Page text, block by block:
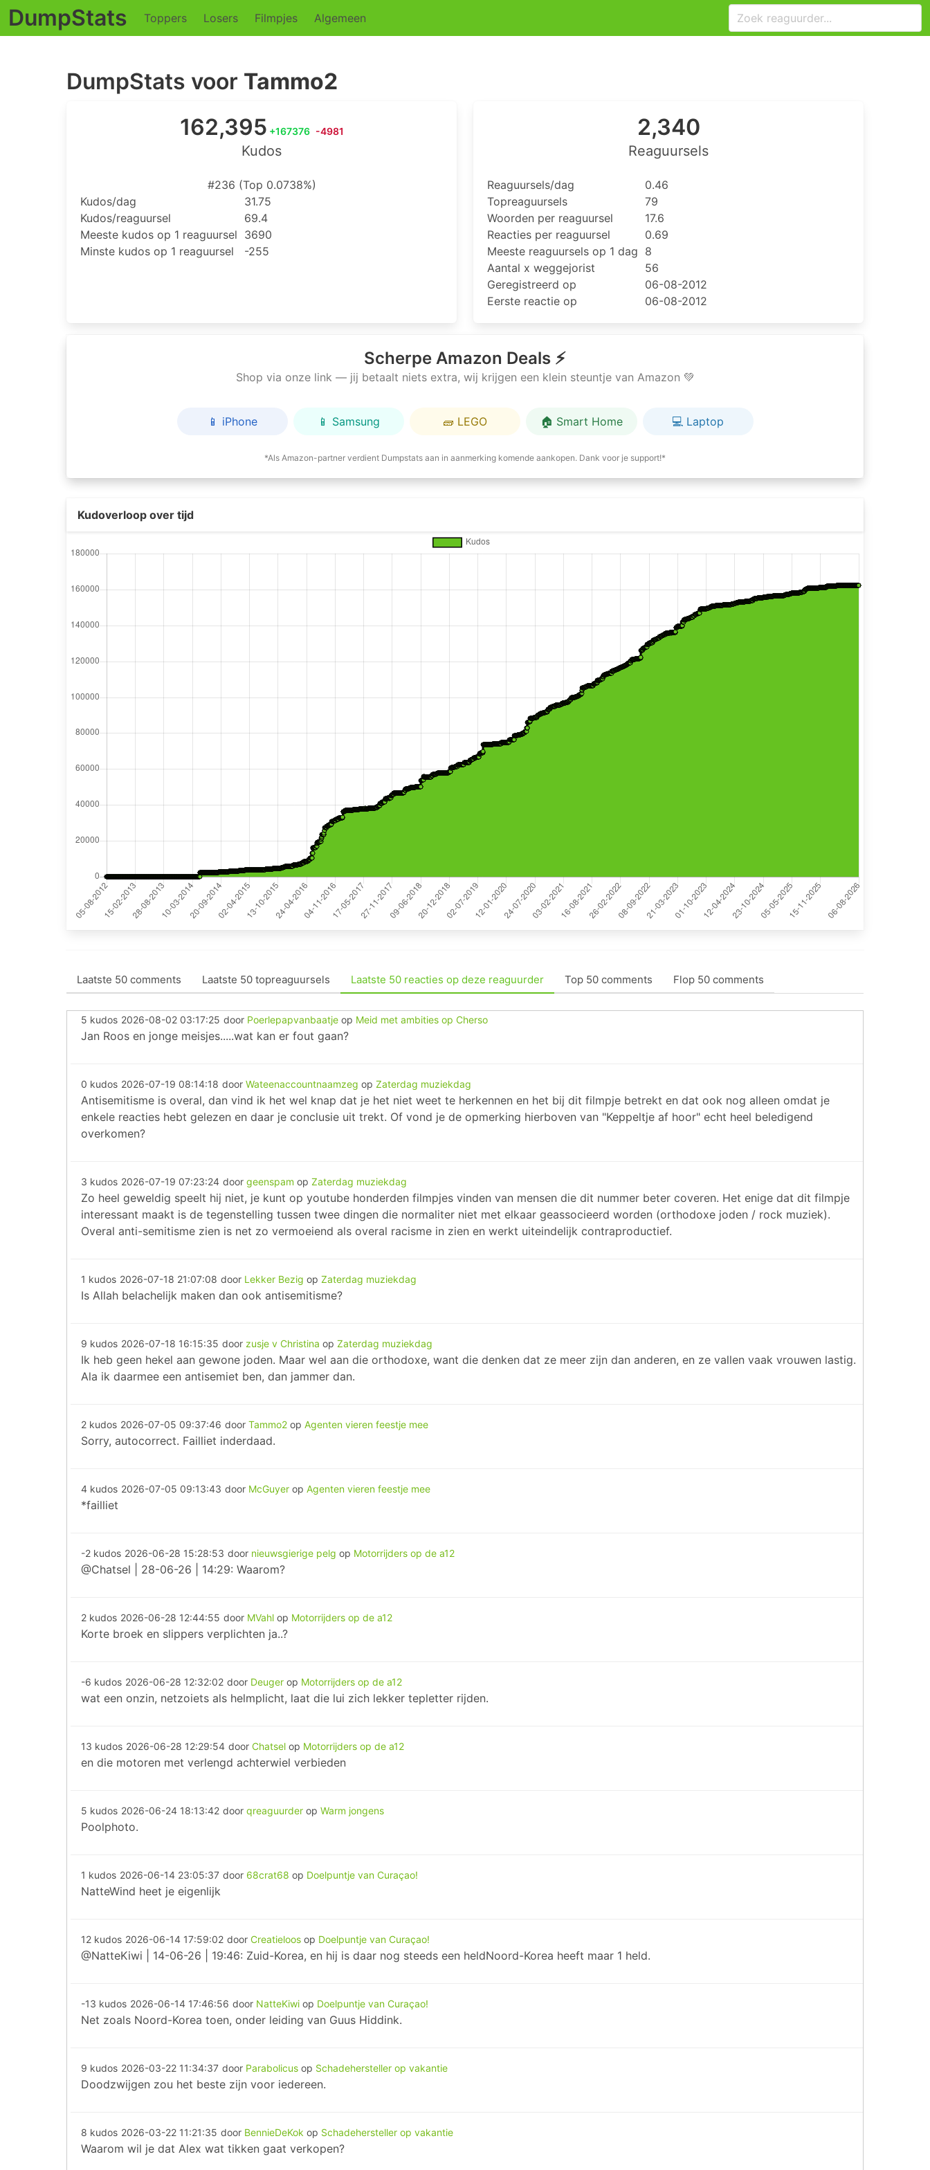
DumpStats Toppers Losers Filmpjes Algemeen
DumpStats voor Tammo2
162,395 +167376 -4981
Kudos
#236 (Top 0.0738%)
Kudos/dag
31.75
Kudos/reaguursel
69.4
Meeste kudos op 1 reaguursel 3690
Minste kudos op 1 reaguursel
-255
2,340
Reaguursels
Reaguursels/dag
0.46
Topreaguursels
79
Woorden per reaguursel
17.6
Reacties per reaguursel
0.69
Meeste reaguursels op 1 dag 8
Aantal x weggejorist
56
Geregistreerd op
06-08-2012
Eerste reactie op
06-08-2012
Scherpe Amazon Deals ⚡
Shop via onze link — jij betaalt niets extra, wij krijgen een klein steuntje van Amazon 💚
📱 iPhone 📱 Samsung 🧱 LEGO 🏠 Smart Home 💻 Laptop
*Als Amazon-partner verdient Dumpstats aan in aanmerking komende aankopen. Dank voor je support!*
Kudoverloop over tijd
Laatste 50 comments Laatste 50 topreaguursels Laatste 50 reacties op deze reaguurder Top 50 comments Flop 50 comments
5 kudos 2026-08-02 03:17:25 door Poerlepapvanbaatje op Meid met ambities op Cherso
Jan Roos en jonge meisjes.....wat kan er fout gaan?
0 kudos 2026-07-19 08:14:18 door Wateenaccountnaamzeg op Zaterdag muziekdag
Antisemitisme is overal, dan vind ik het wel knap dat je het niet weet te herkennen en het bij dit filmpje betrekt en dat ook nog alleen omdat je
enkele reacties hebt gelezen en daar je conclusie uit trekt. Of vond je de opmerking hierboven van "Keppeltje af hoor" echt heel beledigend
overkomen?
3 kudos 2026-07-19 07:23:24 door geenspam op Zaterdag muziekdag
Zo heel geweldig speelt hij niet, je kunt op youtube honderden filmpjes vinden van mensen die dit nummer beter coveren. Het enige dat dit filmpje
interessant maakt is de tegenstelling tussen twee dingen die normaliter niet met elkaar geassocieerd worden (orthodoxe joden / rock muziek).
Overal anti-semitisme zien is net zo vermoeiend als overal racisme in zien en werkt uiteindelijk contraproductief.
1 kudos 2026-07-18 21:07:08 door Lekker Bezig op Zaterdag muziekdag
Is Allah belachelijk maken dan ook antisemitisme?
9 kudos 2026-07-18 16:15:35 door zusje v Christina op Zaterdag muziekdag
Ik heb geen hekel aan gewone joden. Maar wel aan die orthodoxe, want die denken dat ze meer zijn dan anderen, en ze vallen vaak vrouwen lastig.
Ala ik daarmee een antisemiet ben, dan jammer dan.
2 kudos 2026-07-05 09:37:46 door Tammo2 op Agenten vieren feestje mee
Sorry, autocorrect. Failliet inderdaad.
4 kudos 2026-07-05 09:13:43 door McGuyer op Agenten vieren feestje mee
*failliet
-2 kudos 2026-06-28 15:28:53 door nieuwsgierige pelg op Motorrijders op de a12
@Chatsel | 28-06-26 | 14:29: Waarom?
2 kudos 2026-06-28 12:44:55 door MVahl op Motorrijders op de a12
Korte broek en slippers verplichten ja..?
-6 kudos 2026-06-28 12:32:02 door Deuger op Motorrijders op de a12
wat een onzin, netzoiets als helmplicht, laat die lui zich lekker tepletter rijden.
13 kudos 2026-06-28 12:29:54 door Chatsel op Motorrijders op de a12
en die motoren met verlengd achterwiel verbieden
5 kudos 2026-06-24 18:13:42 door qreaguurder op Warm jongens
Poolphoto.
1 kudos 2026-06-14 23:05:37 door 68crat68 op Doelpuntje van Curaçao!
NatteWind heet je eigenlijk
12 kudos 2026-06-14 17:59:02 door Creatieloos op Doelpuntje van Curaçao!
@NatteKiwi | 14-06-26 | 19:46: Zuid-Korea, en hij is daar nog steeds een heldNoord-Korea heeft maar 1 held.
-13 kudos 2026-06-14 17:46:56 door NatteKiwi op Doelpuntje van Curaçao!
Net zoals Noord-Korea toen, onder leiding van Guus Hiddink.
9 kudos 2026-03-22 11:34:37 door Parabolicus op Schadehersteller op vakantie
Doodzwijgen zou het beste zijn voor iedereen.
8 kudos 2026-03-22 11:21:35 door BennieDeKok op Schadehersteller op vakantie
Waarom wil je dat Alex wat tikken gaat verkopen?